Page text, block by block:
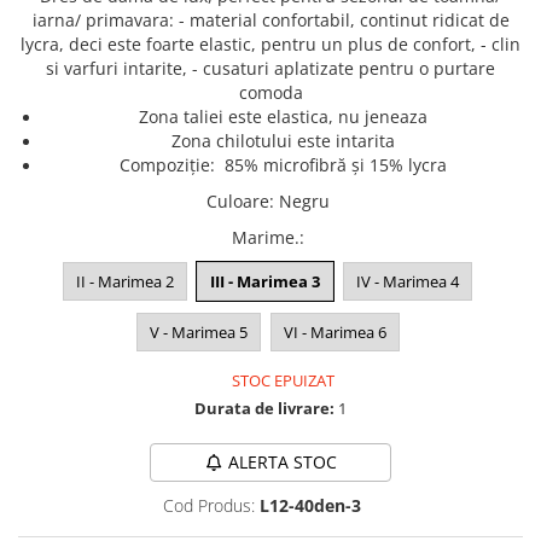
Lenjerii de pat pentru copii
Cadouri Cuplu
Fashion
Pijamale de CRACIUN
Pijamale de dama
Pijamale de barbati
WINTER Collection
Halate si pijamale Family
Cadouri ocazii speciale
iarna/ primavara: - material confortabil, continut ridicat de
lycra, deci este foarte elastic, pentru un plus de confort, - clin
si varfuri intarite, - cusaturi aplatizate pentru o purtare
comoda
Zona taliei este elastica, nu jeneaza
Zona chilotului este intarita
Compoziție: 85% microfibră și 15% lycra
Culoare: Negru
Marime.:
II - Marimea 2 III - Marimea 3 IV - Marimea 4
V - Marimea 5 VI - Marimea 6
STOC EPUIZAT
Durata de livrare: 1
ALERTA STOC
Cod Produs: L12-40den-3